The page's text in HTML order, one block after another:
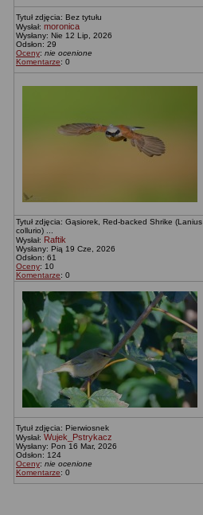
Tytuł zdjęcia: Bez tytułu
Wysłał: moronica
Wysłany: Nie 12 Lip, 2026
Odsłon: 29
Oceny: nie ocenione
Komentarze: 0
Tytuł zdjęcia: Gąsiorek, Red-backed Shrike (Lanius
collurio) ...
Wysłał: Raftik
Wysłany: Pią 19 Cze, 2026
Odsłon: 61
Oceny: 10
Komentarze: 0
Tytuł zdjęcia: Pierwiosnek
Wysłał: Wujek_Pstrykacz
Wysłany: Pon 16 Mar, 2026
Odsłon: 124
Oceny: nie ocenione
Komentarze: 0